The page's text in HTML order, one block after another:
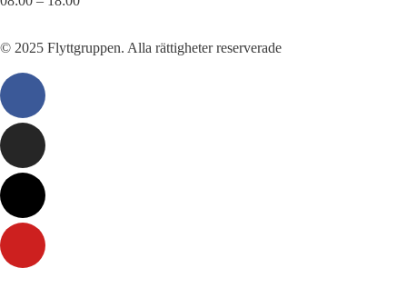
© 2025 Flyttgruppen. Alla rättigheter reserverade